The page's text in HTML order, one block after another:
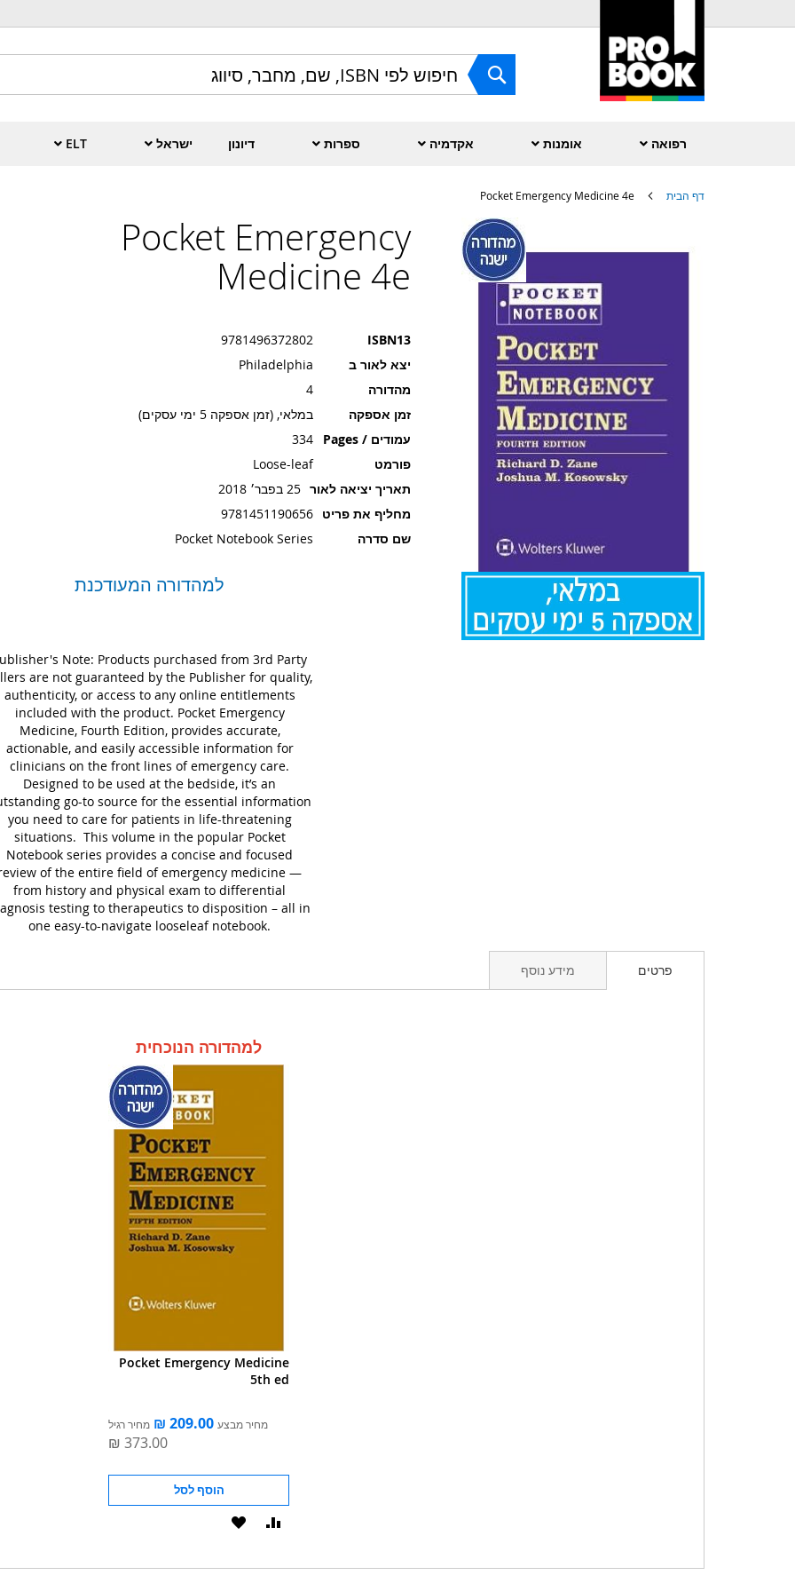
to
Content
חפש
רפואה אומנות אקדמיה ספרות דיונון ישראל ELT
דף הבית Pocket Emergency Medicine 4e
Pocket Emergency
Medicine 4e
ISBN13
9781496372802
יצא לאור ב
Philadelphia
מהדורה
4
זמן אספקה
במלאי, (זמן אספקה 5 ימי עסקים)
עמודים / Pages
334
פורמט
Loose-leaf
תאריך יציאה לאור 25 בפבר׳ 2018
מחליף את פריט 9781451190656
שם סדרה
Pocket Notebook Series
למהדורה המעודכנת
Note: Products purchased from 3rd Party
are not guaranteed by the Publisher for quality,
authenticity, or access to any online entitlements
included with the product. Pocket Emergency
Medicine, Fourth Edition, provides accurate,
actionable, and easily accessible information for
clinicians on the front lines of emergency care.
Designed to be used at the bedside, it’s an
go-to source for the essential information
you need to care for patients in life-threatening
situations. This volume in the popular Pocket
Notebook series provides a concise and focused
of the entire field of emergency medicine —
from history and physical exam to differential
testing to therapeutics to disposition – all in
one easy-to-navigate looseleaf notebook.
פרטים
למהדורה הנוכחית
Pocket Emergency Medicine
5th ed
מחיר מבצע מחיר רגיל
הוסף לסל
הוסף
מידע נוסף